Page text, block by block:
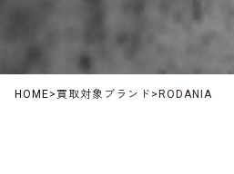
HOME> 買取対象ブランド > RODANIA